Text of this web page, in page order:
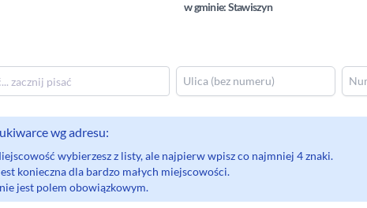
w gminie:Stawiszyn
wg adresu:
wybierzesz z listy, ale najpierw wpisz co najmniej 4 znaki.
konieczna dla bardzo małych miejscowości.
jest polem obowiązkowym.